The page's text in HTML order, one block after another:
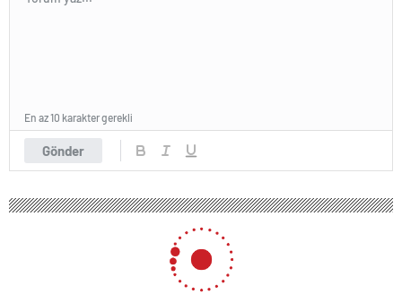
Gönder
En az 10 karakter gerekli